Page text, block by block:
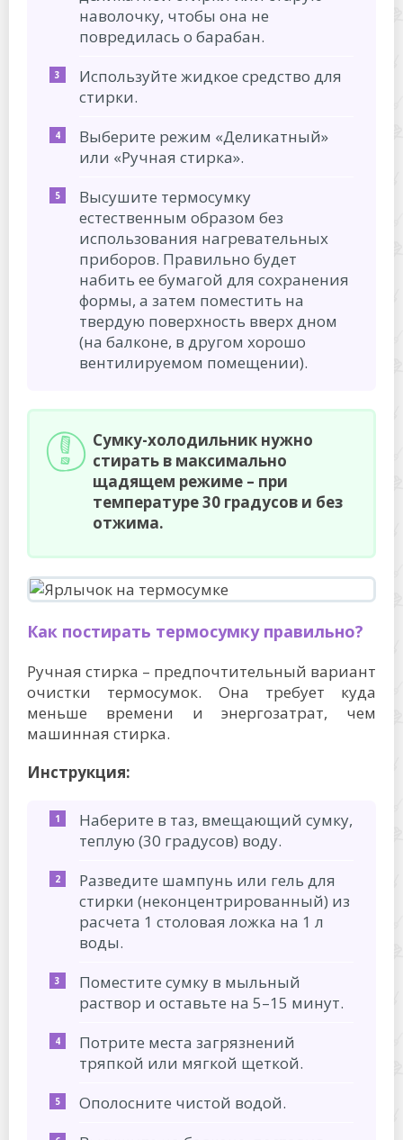
наволочку, чтобы она не
повредилась о барабан.
Используйте жидкое средство для
стирки.
Выберите режим «Деликатный»
или «Ручная стирка».
Высушите термосумку
естественным образом без
использования нагревательных
приборов. Правильно будет
набить ее бумагой для сохранения
формы, а затем поместить на
твердую поверхность вверх дном
(на балконе, в другом хорошо
вентилируемом помещении).
Сумку-холодильник нужно
стирать в максимально
щадящем режиме – при
температуре 30 градусов и без
отжима.
Как постирать термосумку правильно?
Ручная стирка – предпочтительный вариант
очистки термосумок. Она требует куда
меньше времени и энергозатрат, чем
машинная стирка.
Инструкция:
Наберите в таз, вмещающий сумку,
теплую (30 градусов) воду.
Разведите шампунь или гель для
стирки (неконцентрированный) из
расчета 1 столовая ложка на 1 л
воды.
Поместите сумку в мыльный
раствор и оставьте на 5–15 минут.
Потрите места загрязнений
тряпкой или мягкой щеткой.
Ополосните чистой водой.